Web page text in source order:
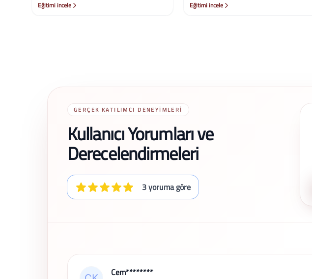
Eğitimi incele Eğitimi incele
GERÇEK KATILIMCI DENEYIMLERI
Kullanıcı Yorumları ve
Derecelendirmeleri
3 yoruma göre
Son Yorumlar
Cem********